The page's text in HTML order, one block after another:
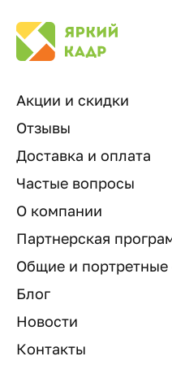
Акции и скидки
Отзывы
Доставка и оплата
Частые вопросы
О компании
Партнерская
Общие и портретные
Блог
Новости
Контакты